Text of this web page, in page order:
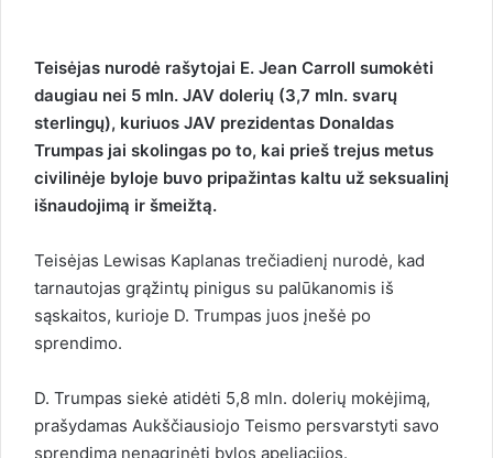
Teisėjas nurodė rašytojai E. Jean Carroll sumokėti
daugiau nei 5 mln. JAV dolerių (3,7 mln. svarų
sterlingų), kuriuos JAV prezidentas Donaldas
Trumpas jai skolingas po to, kai prieš trejus metus
civilinėje byloje buvo pripažintas kaltu už seksualinį
išnaudojimą ir šmeižtą.
Teisėjas Lewisas Kaplanas trečiadienį nurodė, kad
tarnautojas grąžintų pinigus su palūkanomis iš
sąskaitos, kurioje D. Trumpas juos įnešė po
sprendimo.
D. Trumpas siekė atidėti 5,8 mln. dolerių mokėjimą,
prašydamas Aukščiausiojo Teismo persvarstyti savo
sprendimą nenagrinėti bylos apeliacijos.